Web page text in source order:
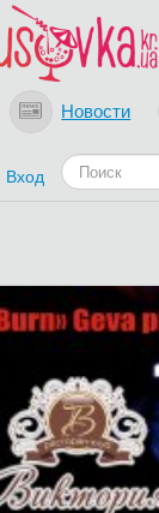
Новости
Вход